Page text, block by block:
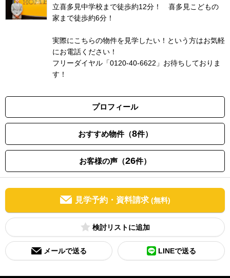
立喜多見中学校まで徒歩約12分！ 喜多見こどもの
家まで徒歩約6分！
実際にこちらの物件を見学したい！という方はお気軽
にお電話ください！
フリーダイヤル「0120-40-6622」お待ちしておりま
す！
プロフィール
おすすめ物件（8件）
お客様の声（26件）
見学予約・資料請求 (無料)
検討リスト
メールで送る LINEで送る